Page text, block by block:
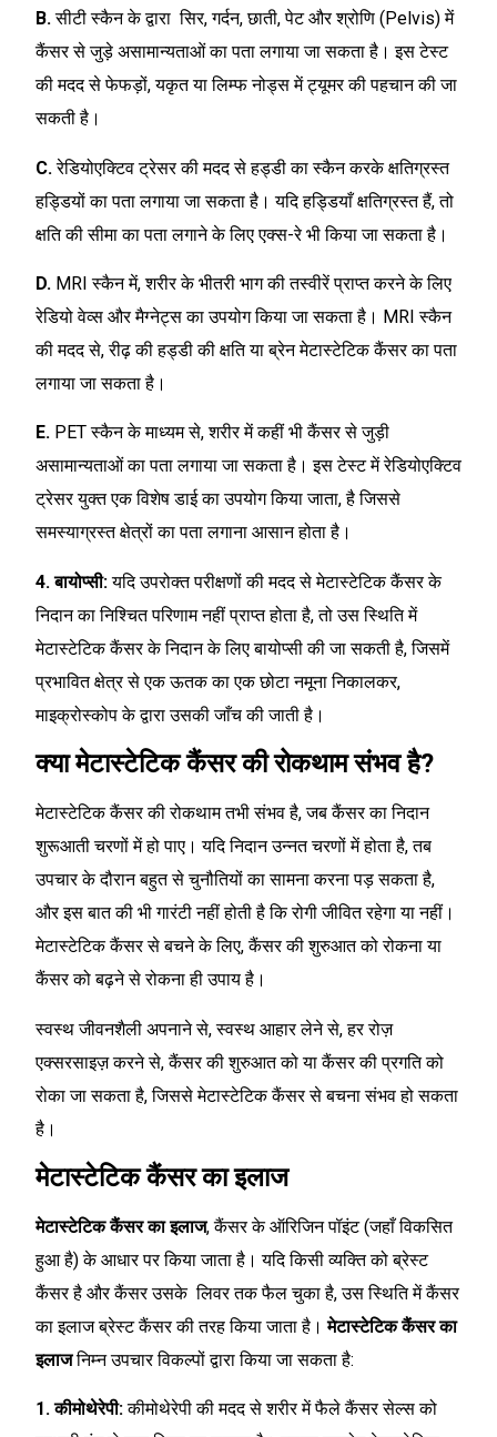
B.सीटी स्कैन के द्वारा सिर, गर्दन, छाती, पेट और श्रोणि (Pelvis) में
कैंसर से जुड़े असामान्यताओं का पता लगाया जा सकता है। इस टेस्ट
की मदद से फेफड़ों, यकृत या लिम्फ नोड्स में ट्यूमर की पहचान की जा
सकती है।
C.रेडियोएक्टिव ट्रेसर की मदद से हड्डी का स्कैन करके क्षतिग्रस्त
हड्डियों का पता लगाया जा सकता है। यदि हड्डियाँ क्षतिग्रस्त हैं, तो
क्षति की सीमा का पता लगाने के लिए एक्स-रे भी किया जा सकता है।
D. MRI स्कैन में, शरीर के भीतरी भाग की तस्वीरें प्राप्त करने के लिए
रेडियो वेव्स और मैग्नेट्स का उपयोग किया जा सकता है। MRI स्कैन
की मदद से, रीढ़ की हड्डी की क्षति या ब्रेन मेटास्टेटिक कैंसर का पता
लगाया जा सकता है।
E. PET स्कैन के माध्यम से, शरीर में कहीं भी कैंसर से जुड़ी
असामान्यताओं का पता लगाया जा सकता है। इस टेस्ट में रेडियोएक्टिव
ट्रेसर युक्त एक विशेष डाई का उपयोग किया जाता, है जिससे
समस्याग्रस्त क्षेत्रों का पता लगाना आसान होता है।
4. बायोप्सी:यदि उपरोक्त परीक्षणों की मदद से मेटास्टेटिक कैंसर के
निदान का निश्चित परिणाम नहीं प्राप्त होता है, तो उस स्थिति में
मेटास्टेटिक कैंसर के निदान के लिए बायोप्सी की जा सकती है, जिसमें
प्रभावित क्षेत्र से एक ऊतक का एक छोटा नमूना निकालकर,
माइक्रोस्कोप के द्वारा उसकी जाँच की जाती है।
क्या मेटास्टेटिक कैंसर की रोकथाम संभव है?
मेटास्टेटिक कैंसर की रोकथाम तभी संभव है, जब कैंसर का निदान
शुरूआती चरणों में हो पाए। यदि निदान उन्नत चरणों में होता है, तब
उपचार के दौरान बहुत से चुनौतियों का सामना करना पड़ सकता है,
और इस बात की भी गारंटी नहीं होती है कि रोगी जीवित रहेगा या नहीं।
मेटास्टेटिक कैंसर से बचने के लिए, कैंसर की शुरुआत को रोकना या
कैंसर को बढ़ने से रोकना ही उपाय है।
स्वस्थ जीवनशैली अपनाने से, स्वस्थ आहार लेने से, हर रोज़
एक्सरसाइज़ करने से, कैंसर की शुरुआत को या कैंसर की प्रगति को
रोका जा सकता है, जिससे मेटास्टेटिक कैंसर से बचना संभव हो सकता
है।
मेटास्टेटिक कैंसर का इलाज
मेटास्टेटिक कैंसर का इलाज, कैंसर के ऑरिजिन पॉइंट (जहाँ विकसित
हुआ है) के आधार पर किया जाता है। यदि किसी व्यक्ति को ब्रेस्ट
कैंसर है और कैंसर उसके लिवर तक फैल चुका है, उस स्थिति में कैंसर
का इलाज ब्रेस्ट कैंसर की तरह किया जाता है।मेटास्टेटिक कैंसर का
इलाजनिम्न उपचार विकल्पों द्वारा किया जा सकता है:
1. कीमोथेरेपी:कीमोथेरेपी की मदद से शरीर में फैले कैंसर सेल्स को